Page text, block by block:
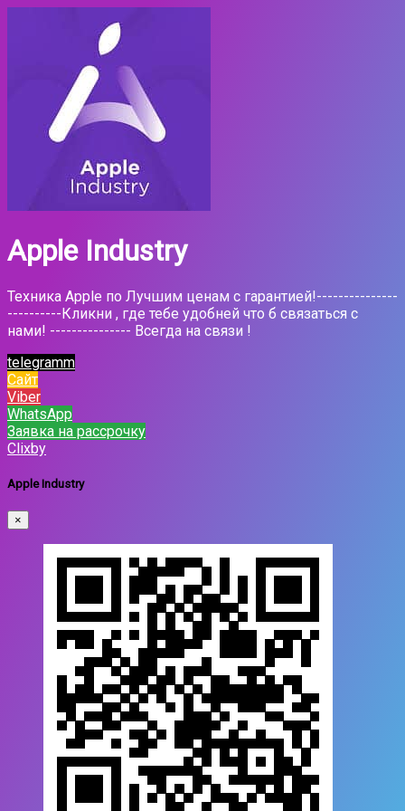
Apple Industry
Техника Apple по Лучшим ценам с гарантией!---------------
----------Кликни , где тебе удобней что б связаться с
нами! --------------- Всегда на связи !
telegramm
Сайт
Viber
WhatsApp
Заявка на рассрочку
Clixby
Apple Industry
×